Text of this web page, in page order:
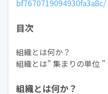
bf7670719094930fa3a8c/
目次
組織とは何か？
組織とは” 集まりの単位 ”
組織とは何か？